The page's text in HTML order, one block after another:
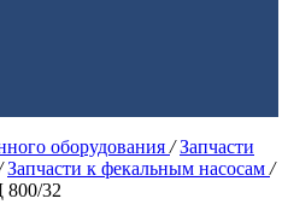
оборудования / Запчасти
Запчасти к фекальным насосам /
800/32